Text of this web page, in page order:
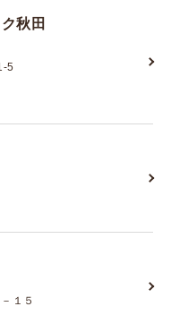
秋田
5
１５